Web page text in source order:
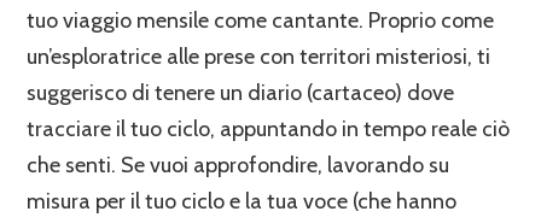
tuo viaggio mensile come cantante. Proprio come
un’esploratrice alle prese con territori misteriosi, ti
suggerisco di tenere un diario (cartaceo) dove
tracciare il tuo ciclo, appuntando in tempo reale ciò
che senti. Se vuoi approfondire, lavorando su
misura per il tuo ciclo e la tua voce (che hanno